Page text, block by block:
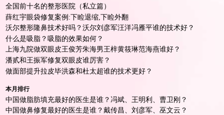
道
全国前十名的整形医院（私立篇）
薛红宇眼袋修复案例:下睑退缩,下睑外翻
沃尔整形隆鼻技术好吗？沃尔刘彦军汪洋冯雁平谁的技术好？
什么是吸脂？吸脂的效果如何？
上海九院做双眼皮王俊芳朱海男王梓黄筱琳范海燕谁好？
潘贰和王振军修复双眼皮谁厉害？
做面部提升拉皮毕洪森和杜太超谁的技术更好？
本月排行
中国做脂肪填充最好的医生是谁？冯斌、王明利、曹卫刚？
中国做鼻修复最好的医生是谁？戴传昌、刘彦军、巫文云？